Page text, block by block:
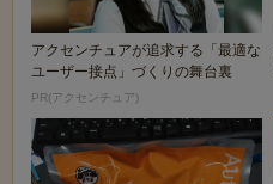
アクセンチュアが追求する「最適な
ユーザー接点」づくりの舞台裏
PR(アクセンチュア)